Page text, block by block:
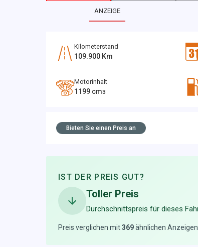
ANZEIGE
Kilometerstand
109.900 Km
Motorinhalt
1199 cm3
Bieten Sie einen Preis an
IST DER PREIS GUT?
Toller Preis
Durchschnittspreis für dieses
Preis verglichen mit369ähnlichen Anzeigen